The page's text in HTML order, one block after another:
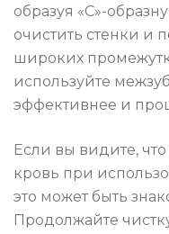
образуя «С»-
очистить стенки и
широких
используйте
эффективнее и
Если вы видите,
кровь при
это может быть
Продолжайте